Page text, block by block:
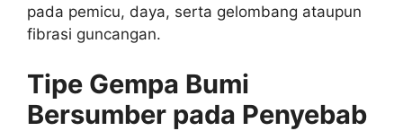
pada pemicu, daya, serta gelombang ataupun
fibrasi guncangan.
Tipe Gempa Bumi
Bersumber pada Penyebab